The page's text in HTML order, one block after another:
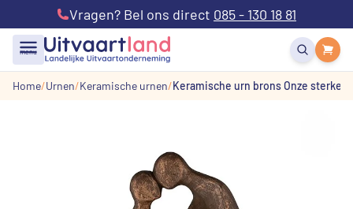
Vragen? Bel ons direct 085 - 130 18 81
menu
Home Urnen Keramische urnen Keramische urn brons Onze sterke